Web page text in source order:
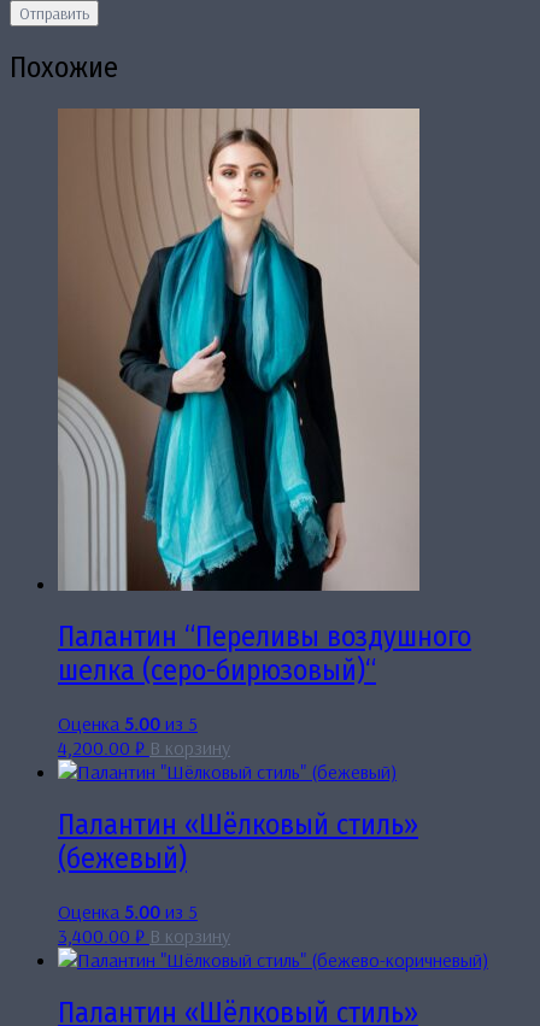
Похожие
Палантин “Переливы воздушного
шелка (серо-бирюзовый)“
Оценка 5.00 из 5
4,200.00 ₽ В корзину
Палантин «Шёлковый стиль»
(бежевый)
Оценка 5.00 из 5
3,400.00 ₽ В корзину
Палантин «Шёлковый стиль»